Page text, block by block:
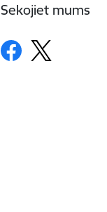
Sekojiet mums